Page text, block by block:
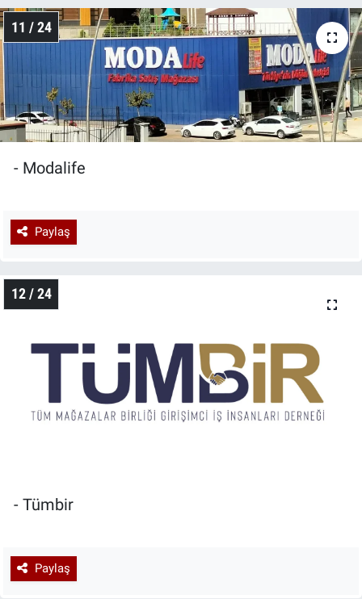
11 / 24
- Modalife
Paylaş
12 / 24
- Tümbir
Paylaş